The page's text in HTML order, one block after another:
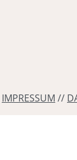
IMPRESSUM //